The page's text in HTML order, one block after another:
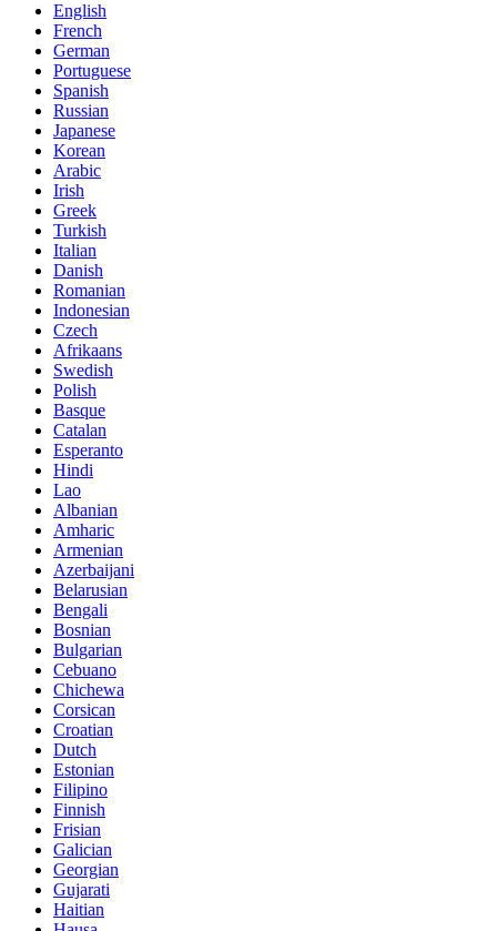
English
French
German
Portuguese
Spanish
Russian
Japanese
Korean
Arabic
Irish
Greek
Turkish
Italian
Danish
Romanian
Indonesian
Czech
Afrikaans
Swedish
Polish
Basque
Catalan
Esperanto
Hindi
Lao
Albanian
Amharic
Armenian
Azerbaijani
Belarusian
Bengali
Bosnian
Bulgarian
Cebuano
Chichewa
Corsican
Croatian
Dutch
Estonian
Filipino
Finnish
Frisian
Galician
Georgian
Gujarati
Haitian